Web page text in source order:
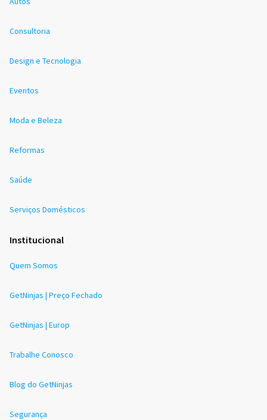
Consultoria
Design e Tecnologia
Eventos
Moda e Beleza
Reformas
Saúde
Serviços Domésticos
Institucional
Quem Somos
GetNinjas | Preço Fechado
GetNinjas | Europ
Trabalhe Conosco
Blog do GetNinjas
Segurança